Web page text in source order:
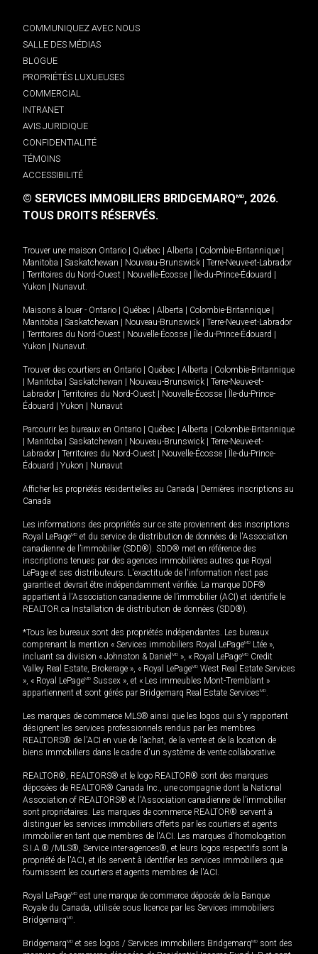
COMMUNIQUEZ AVEC NOUS
SALLE DES MÉDIAS
BLOGUE
PROPRIÉTÉS LUXUEUSES
COMMERCIAL
INTRANET
AVIS JURIDIQUE
CONFIDENTIALITÉ
TÉMOINS
ACCESSIBILITÉ
© SERVICES IMMOBILIERS BRIDGEMARQMD, 2026.
TOUS DROITS RÉSERVÉS.
Trouver une maison Ontario Québec Alberta Colombie-Britannique
Manitoba
Saskatchewan Nouveau-Brunswick
Terre-Neuve-et-Labrador
Territoires du Nord-Ouest Nouvelle-Écosse Île-du-Prince-Édouard
Yukon
Nunavut.
Maisons à louer - Ontario Québec Alberta Colombie-Britannique
Manitoba
Saskatchewan Nouveau-Brunswick
Terre-Neuve-et-Labrador
Territoires du Nord-Ouest Nouvelle-Écosse Île-du-Prince-Édouard
Yukon
Nunavut.
Trouver des courtiers en Ontario Québec Alberta
Colombie-Britannique
Manitoba Saskatchewan Nouveau-Brunswick
Terre-Neuve-et-
Labrador
Territoires du Nord-Ouest Nouvelle-Écosse
Île-du-Prince-
Édouard
Yukon Nunavut
Parcourir les bureaux en Ontario Québec Alberta
Colombie-Britannique
Manitoba Saskatchewan Nouveau-Brunswick
Terre-Neuve-et-
Labrador
Territoires du Nord-Ouest Nouvelle-Écosse
Île-du-Prince-
Édouard
Yukon Nunavut
Afficher les propriétés résidentielles au Canada
Dernières inscriptions au
Canada
Les informations des propriétés sur ce site proviennent des inscriptions
Royal LePageMD et du service de distribution de données de l'Association
canadienne de l’immobilier (SDD®). SDD® met en référence des
inscriptions tenues par des agences immobilières autres que Royal
LePage et ses distributeurs. L'exactitude de l'information n'est pas
garantie et devrait être indépendamment vérifiée. La marque DDF®
appartient à l'Association canadienne de l’immobilier (ACI) et identifie le
REALTOR.ca Installation de distribution de données (SDD®).
*Tous les bureaux sont des propriétés indépendantes. Les bureaux
comprenant la mention « Services immobiliers Royal LePageMD Ltée »,
incluant sa division « Johnston & Daniel MD », « Royal LePageMD Credit
Valley Real Estate, Brokerage », « Royal LePageMD West Real Estate Services
», « Royal LePageMD Sussex », et « Les immeubles Mont-Tremblant »
appartiennent et sont gérés par Bridgemarq Real Estate ServicesMD.
Les marques de commerce MLS® ainsi que les logos qui s'y rapportent
désignent les services professionnels rendus par les membres
REALTORS® de l'ACI en vue de l'achat, de la vente et de la location de
biens immobiliers dans le cadre d'un système de vente collaborative.
REALTOR®, REALTORS® et le logo REALTOR® sont des marques
déposées de REALTOR® Canada Inc., une compagnie dont la National
Association of REALTORS® et l'Association canadienne de l’immobilier
sont propriétaires. Les marques de commerce REALTOR® servent à
distinguer les services immobiliers offerts par les courtiers et agents
immobilier en tant que membres de l'ACI. Les marques d'homologation
S.I.A.® /MLS®, Service inter-agences®, et leurs logos respectifs sont la
propriété de l'ACI, et ils servent à identifier les services immobiliers que
fournissent les courtiers et agents membres de l'ACI.
Royal LePageMD est une marque de commerce déposée de la Banque
Royale du Canada, utilisée sous licence par les Services immobiliers
BridgemarqMD.
BridgemarqMD et ses logos / Services immobiliers BridgemarqMD sont des